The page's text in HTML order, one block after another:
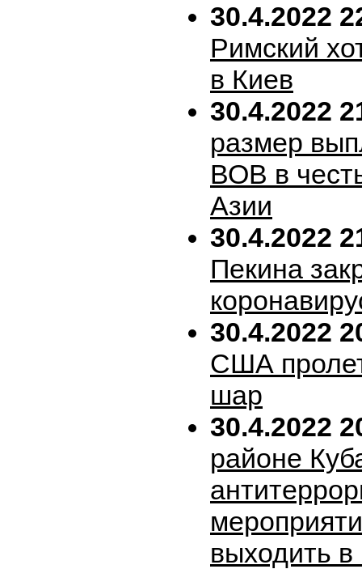
30.4.2022
Римский
в Киев
30.4.2022
размер
ВОВ в
Азии
30.4.2022
Пекина
30.4.2022
США
шар
30.4.2022
районе
выходить